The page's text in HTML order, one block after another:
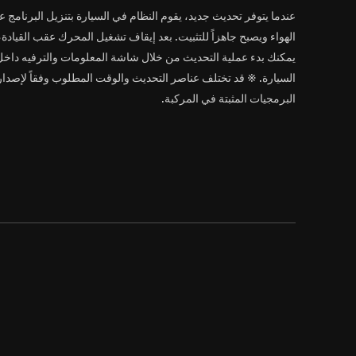
عندما يتوفر تحديث جديد، يقوم النظام في السيارة بتنزيل البرنامج
الهواء ويصبح جاهزاً للتثبيت. بعد إيقاف تشغيل المحرك عقب
يمكنك بدء عملية التحديث من خلال شاشة المعلومات والترفيه
السيارة. ※ قد تختلف عناصر التحديث والوقت المطلوب وفقاً
البرمجيات المثبتة في المركبة.